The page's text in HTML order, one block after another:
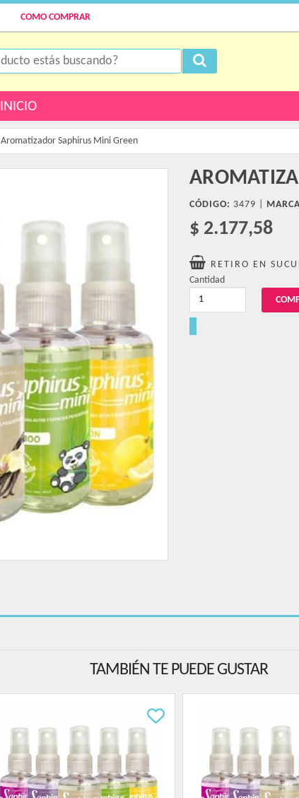
COMO COMPRAR
INICIO
Aromatizador Saphirus Mini Green
CÓDIGO: 3479 |
$ 2.177,58
RETIRO EN
Cantidad
TAMBIÉN TE PUEDE GUSTAR